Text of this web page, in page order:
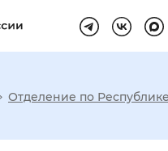
Отделение по